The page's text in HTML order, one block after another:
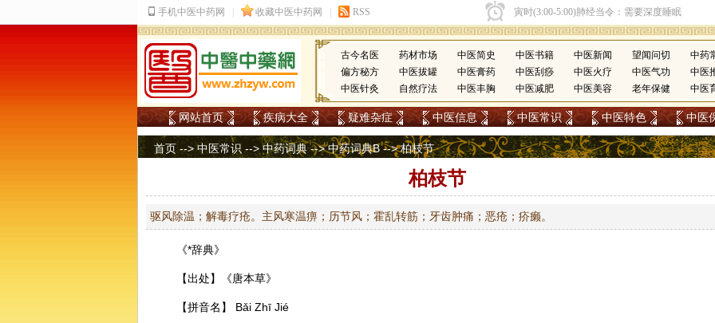
古今名医 药材市场 中医简史 中医书籍 中医新闻 望闻问切
中药
偏方秘方
中医拔罐 中医膏药 中医刮痧 中医火疗 中医气功
中医
中医针灸
自然疗法 中医丰胸 中医减肥 中医美容 老年保健 中医
网站首页 疾病大全 疑难杂症 中医信息 中医常识 中医特色 中医
首页 -->中医常识 -->中药词典-->中药词典B--> 柏枝节
柏枝节
驱风除温；解毒疗疮。主风寒温痹；历节风；霍乱转筋；牙齿肿痛；恶疮；疥癞。
《*辞典》
【出处】《唐本草》
【拼音名】 Bǎi Zhī Jié